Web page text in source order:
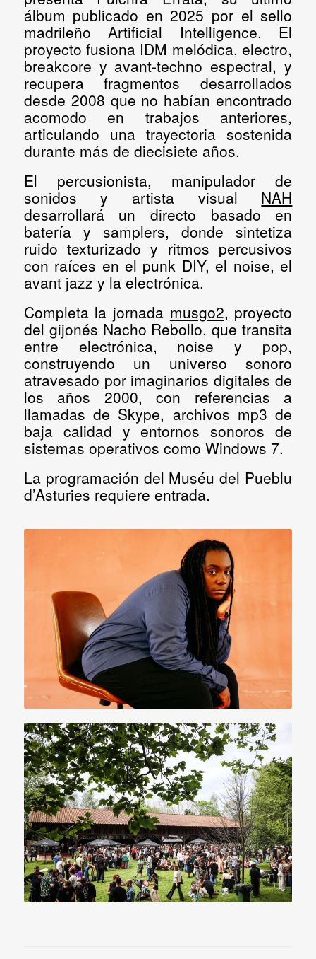
álbum publicado en 2025 por el sello
madrileño Artificial Intelligence. El
proyecto fusiona IDM melódica, electro,
breakcore y avant-techno espectral, y
recupera fragmentos desarrollados
desde 2008 que no habían encontrado
acomodo en trabajos anteriores,
articulando una trayectoria sostenida
durante más de diecisiete años.
El percusionista, manipulador de
sonidos y artista visual NAH
desarrollará un directo basado en
batería y samplers, donde sintetiza
ruido texturizado y ritmos percusivos
con raíces en el punk DIY, el noise, el
avant jazz y la electrónica.
Completa la jornada musgo2, proyecto
del gijonés Nacho Rebollo, que transita
entre electrónica, noise y pop,
construyendo un universo sonoro
atravesado por imaginarios digitales de
los años 2000, con referencias a
llamadas de Skype, archivos mp3 de
baja calidad y entornos sonoros de
sistemas operativos como Windows 7.
La programación del Muséu del Pueblu
d’Asturies requiere entrada.